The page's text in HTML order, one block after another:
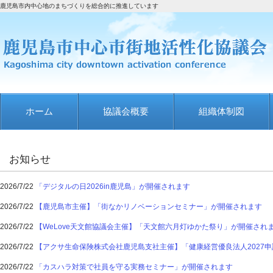
鹿児島市内中心地のまちづくりを総合的に推進しています
ホーム 協議会概要 組織体制図
お知らせ
2026/7/22 「デジタルの日2026in鹿児島」が開催されます
2026/7/22 【鹿児島市主催】「街なかリノベーションセミナー」が開催されます
2026/7/22 【WeLove天文館協議会主催】「天文館六月灯ゆかた祭り」が開催され
2026/7/22 【アクサ生命保険株式会社鹿児島支社主催】「健康経営優良法人2027
2026/7/22 「カスハラ対策で社員を守る実務セミナー」が開催されます